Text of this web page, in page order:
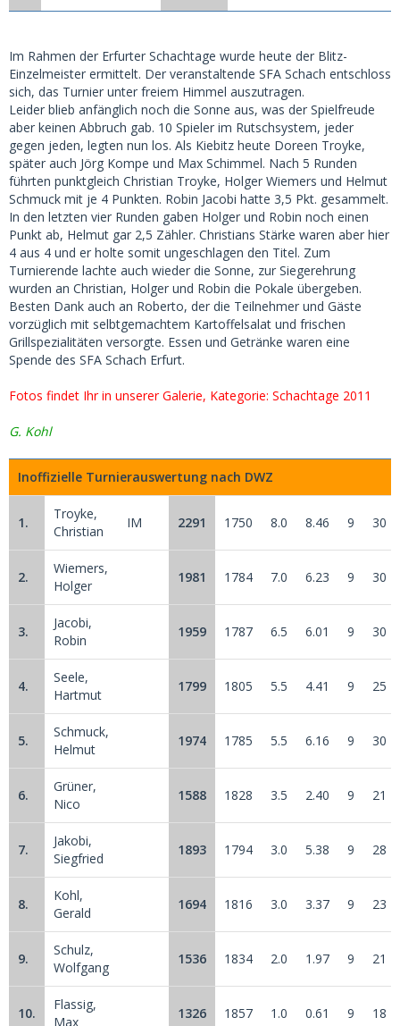
Im Rahmen der Erfurter Schachtage wurde heute der Blitz-
Einzelmeister ermittelt. Der veranstaltende SFA Schach entschloss
sich, das Turnier unter freiem Himmel auszutragen.
Leider blieb anfänglich noch die Sonne aus, was der Spielfreude
aber keinen Abbruch gab. 10 Spieler im Rutschsystem, jeder
gegen jeden, legten nun los. Als Kiebitz heute Doreen Troyke,
später auch Jörg Kompe und Max Schimmel. Nach 5 Runden
führten punktgleich Christian Troyke, Holger Wiemers und Helmut
Schmuck mit je 4 Punkten. Robin Jacobi hatte 3,5 Pkt. gesammelt.
In den letzten vier Runden gaben Holger und Robin noch einen
Punkt ab, Helmut gar 2,5 Zähler. Christians Stärke waren aber hier
4 aus 4 und er holte somit ungeschlagen den Titel. Zum
Turnierende lachte auch wieder die Sonne, zur Siegerehrung
wurden an Christian, Holger und Robin die Pokale übergeben.
Besten Dank auch an Roberto, der die Teilnehmer und Gäste
vorzüglich mit selbtgemachtem Kartoffelsalat und frischen
Grillspezialitäten versorgte. Essen und Getränke waren eine
Spende des SFA Schach Erfurt.
Fotos findet Ihr in unserer Galerie, Kategorie: Schachtage 2011
G. Kohl
Inoffizielle Turnierauswertung nach DWZ
1.
Troyke,
Christian
IM 2291 1750 8.0 8.46 9 30
2.
Wiemers,
Holger
1981 1784 7.0 6.23 9 30
3.
Jacobi,
Robin
1959 1787 6.5 6.01 9 30
4.
Seele,
Hartmut
1799 1805 5.5 4.41 9 25
5.
Schmuck,
Helmut
1974 1785 5.5 6.16 9 30
6.
Grüner,
Nico
1588 1828 3.5 2.40 9 21
7.
Jakobi,
Siegfried
1893 1794 3.0 5.38 9 28
8.
Kohl,
Gerald
1694 1816 3.0 3.37 9 23
9.
Schulz,
Wolfgang
1536 1834 2.0 1.97 9 21
10.
Flassig,
Max
1326 1857 1.0 0.61 9 18